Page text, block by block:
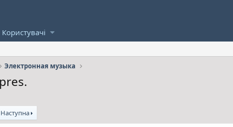
Користувачі
Электронная музыка
Наступна